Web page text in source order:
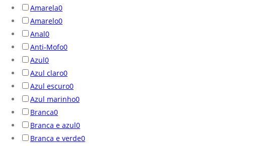
Amarela0
Amarelo0
Anal0
Anti-Mofo0
Azul0
Azul claro0
Azul escuro0
Azul marinho0
Branca0
Branca e azul0
Branca e verde0